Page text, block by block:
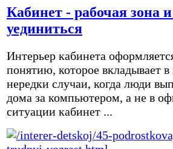
Кабинет - рабочая зона
уединиться
Интерьер кабинета
понятию, которое вкладывает
нередки случаи, когда люди
дома за компьютером, а не в
ситуации кабинет ...